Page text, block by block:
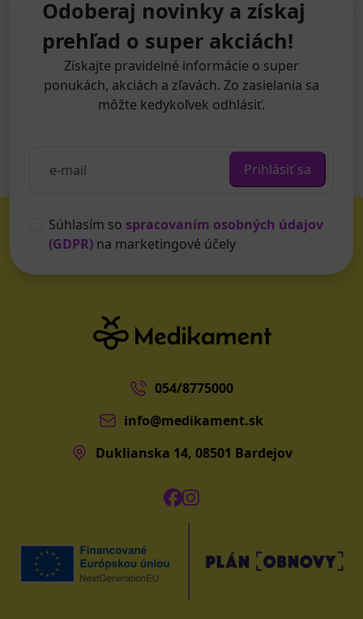
Odoberaj novinky a získaj
prehľad o super akciách!
Získajte pravidelné informácie o super
ponukách, akciách a zľavách. Zo zasielania sa
môžte kedykoľvek odhlásiť.
Prihlásiť sa
Súhlasím so spracovaním osobných údajov
(GDPR) na marketingové účely
054/8775000
info@medikament.sk
Duklianska 14, 08501 Bardejov